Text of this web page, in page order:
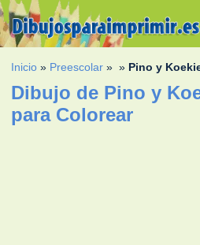
Inicio » Preescolar » » Pino y
Dibujo de Pino y
para Colorear